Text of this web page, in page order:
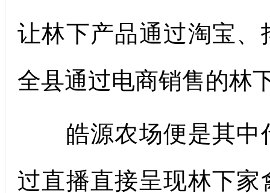
让林下产品通过淘宝
全县通过电商销售的林
皓源农场便是其中
过直播直接呈现林下